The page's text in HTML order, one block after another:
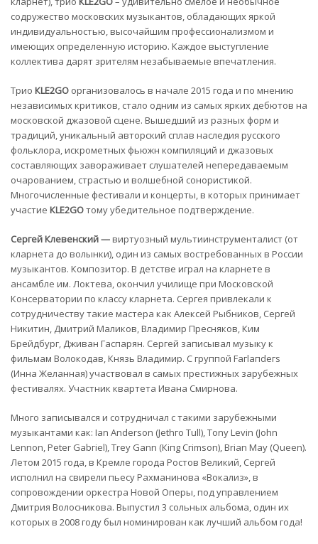
содружество московских музыкантов, обладающих яркой
индивидуальностью, высочайшим профессионализмом и
имеющих определенную историю. Каждое выступление
коллектива дарят зрителям незабываемые впечатления.
Трио КLЕ2GО организовалось в начале 2015 года и пo мнению
независимых критиков, стало одним из самых ярких дебютов на
московской джазовой сцене. Вышедший из разных форм и
традиций, уникальный авторский сплав наследия русского
фольклора, искрометных фьюжн компиляций и джазовых
составляющих завораживает слушателей непередаваемым
очарованием, страстью и волшебной сонористикой.
Многочисленные фестивали и концерты, в которых принимает
участие КLЕ2GОтому убедительное подтверждение.
Сергей Клевенский—виртуозный мультиинструменталист (от
кларнета дo волынки), один из самых востребованных в России
музыкантов. Композитор. В детстве играл на кларнете в
ансамбле им. Локтева, окончил училище при Московской
Консерватории пo классу кларнета. Сергея привлекали к
сотрудничеству такие мастера как Алексей Рыбников, Сергей
Никитин, Дмитрий Маликов, Владимир Пресняков, Ким
Брейдбург, Дживан Гаспарян. Сергей записывал музыку к
фильмам Волокодав, Князь Владимир. С группой Fагlапdегs
(Инна Желанная) участвовал в самых престижных зарубежных
фестивалях. Участник квартета Ивана Смирнова.
Много записывался и сотрудничал c такими зарубежными
музыкантами как: Ian Anderson (Jеthго Тull), Tony Levin (Jоhn
Lennon, Peter Gаbгiеl), Trey Gann (Кiпg Сгimsоn), Brian May (Queen).
Летом 2015 года, в Кремле города Ростов Великий, Сергей
исполнил на свирели пьесу Рахманинова «Вокализ», в
сопровождении оркестра Новой Оперы, под управлением
Дмитрия Волосникова. Выпустил 3 сольных альбома, один их
которых в 2008 году был номинирован как лучший альбом года!